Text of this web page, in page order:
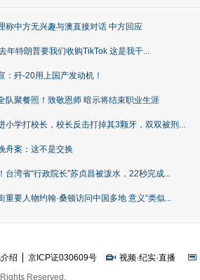
称中方无兴趣与澳直接对话 中方回应
年特朗普要我们收购TikTok 这是我干...
：歼-20用上国产发动机！
队聚餐照！致敬恩师 暗示将结束职业生涯
小学打校长，校长反击打掉其3颗牙，双双被刑...
舟案：这不是交换
台湾省“行政院长”苏贞昌被泼水，22秒完成...
重要人物约翰·桑顿访问中国多地 意义“类似...
绍 京ICP证030609号 视频·纪实·直播
Reserved.